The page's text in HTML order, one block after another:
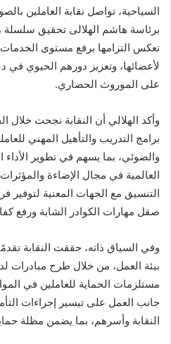
ب
ر
ك
ر
و
ن
السياحية، تواصل نقابة العاملين
برئاسة هاشم الهلالى تحقيق سلسلة
تعكس التزامها برفع مستوى الخدمات
لأعضائها، وتعزيز دورهم الحيوي في
على الموروث الحضاري.
وأكد الهلالي أن النقابة نجحت خلال
برامج التدريب والتأهيل المهني
والضوئي، بما يسهم في تطوير الأداء
العالمية في مجال الإضاءة
التنسيق مع الجهات المعنية
صقل مهارات الكوادر الشابة ورفع
وفي السياق ذاته، حققت النقابة
بيئة العمل، من خلال طرح مبادرات
مستلزمات الحماية للعاملين في
جانب العمل على تيسير إجراءات
النقابة وأسرهم، بما يضمن مظلة